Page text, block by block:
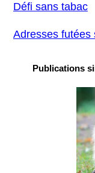
Défi sans tabac
Adresses futées
Publications